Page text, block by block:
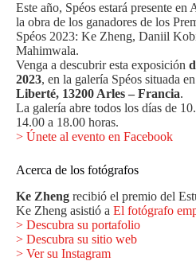
Este año, Spéos estará presente en
la obra de los ganadores de los
Spéos 2023: Ke Zheng, Daniil
Mahimwala.
Venga a descubrir esta exposición
2023, en la galería Spéos situada en
Liberté, 13200 Arles – Francia.
La galería abre todos los días de
14.00 a 18.00 horas.
> Únete al evento en Facebook
Acerca de los fotógrafos
Ke Zheng recibió el premio del
Ke Zheng asistió a El fotógrafo
> Descubra su portafolio
> Descubra su sitio web
> Ver su Instagram